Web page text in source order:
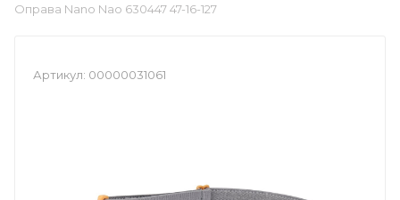
Оправа Nano Nao 630447 47-16-127
Артикул: 00000031061